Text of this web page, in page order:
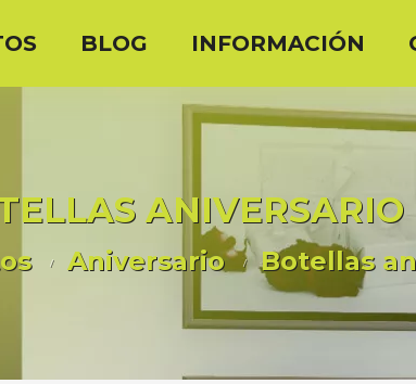
BLOG INFORMACIÓN
ANIVERSARIO
Aniversario Botellas